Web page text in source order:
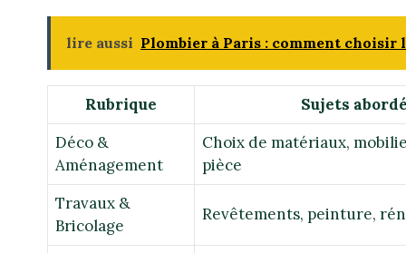
lire aussi Plombier à Paris : comment choisir
Rubrique Sujets
Déco &
Aménagement
Choix de matériaux,
pièce
Travaux &
Bricolage
Revêtements, peinture,